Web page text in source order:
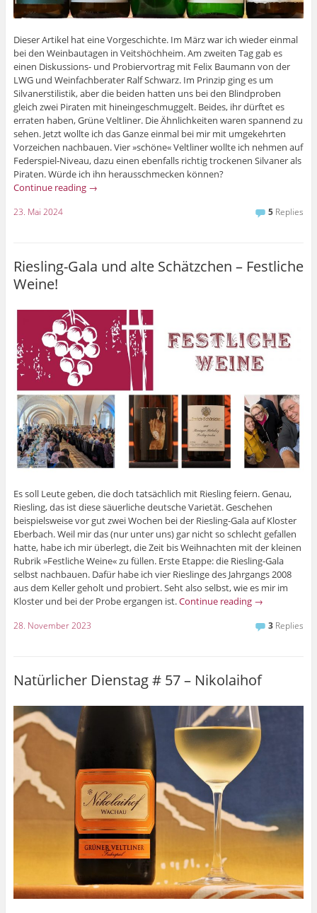
Dieser Artikel hat eine Vorgeschichte. Im März war ich wieder einmal
bei den Weinbautagen in Veitshöchheim. Am zweiten Tag gab es
einen Diskussions- und Probiervortrag mit Felix Baumann von der
LWG und Weinfachberater Ralf Schwarz. Im Prinzip ging es um
Silvanerstilistik, aber die beiden hatten uns bei den Blindproben
gleich zwei Piraten mit hineingeschmuggelt. Beides, ihr dürftet es
erraten haben, Grüne Veltliner. Die Ähnlichkeiten waren spannend zu
sehen. Jetzt wollte ich das Ganze einmal bei mir mit umgekehrten
Vorzeichen nachbauen. Vier »schöne« Veltliner wollte ich nehmen auf
Federspiel-Niveau, dazu einen ebenfalls richtig trockenen Silvaner als
Piraten. Würde ich ihn herausschmecken können?
Continue reading →
23. Mai 2024 5 Replies
Riesling-Gala und alte Schätzchen – Festliche
Weine!
Es soll Leute geben, die doch tatsächlich mit Riesling feiern. Genau,
Riesling, das ist diese säuerliche deutsche Varietät. Geschehen
beispielsweise vor gut zwei Wochen bei der Riesling-Gala auf Kloster
Eberbach. Weil mir das (nur unter uns) gar nicht so schlecht gefallen
hatte, habe ich mir überlegt, die Zeit bis Weihnachten mit der kleinen
Rubrik »Festliche Weine« zu füllen. Erste Etappe: die Riesling-Gala
selbst nachbauen. Dafür habe ich vier Rieslinge des Jahrgangs 2008
aus dem Keller geholt und probiert. Seht also selbst, wie es mir im
Kloster und bei der Probe ergangen ist.Continue reading →
28. November 2023 3 Replies
Natürlicher Dienstag # 57 – Nikolaihof